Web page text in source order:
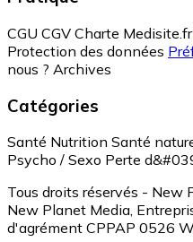
CGU CGV Charte Medisite.fr
Protection des données
nous ? Archives
Catégories
Santé Nutrition Santé
Psycho / Sexo Perte
Tous droits réservés - New
New Planet Media,
d'agrément CPPAP 0526